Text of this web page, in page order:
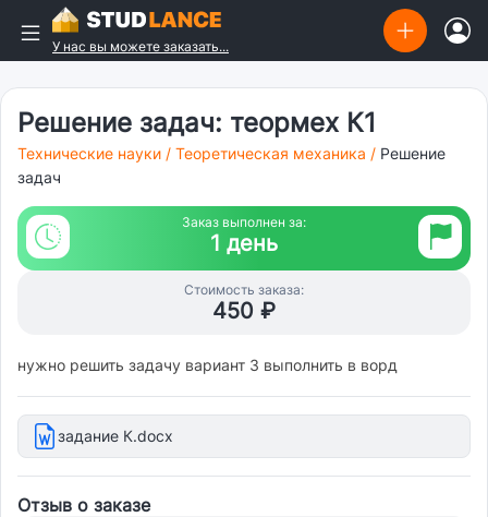
У нас вы можете заказать...
Решение задач: теормех К1
Технические науки / Теоретическая механика / Решение
задач
Заказ выполнен за:
1 день
Стоимость заказа:
450 ₽
нужно решить задачу вариант 3 выполнить в ворд
задание К.docx
Отзыв о заказе